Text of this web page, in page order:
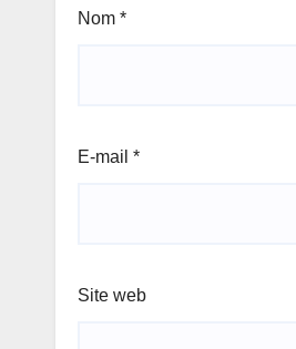
Nom *
E-mail *
Site web